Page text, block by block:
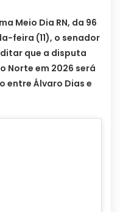
Meio Dia RN, da 96
feira (11), o senador
que a disputa
Norte em 2026 será
entre Álvaro Dias e